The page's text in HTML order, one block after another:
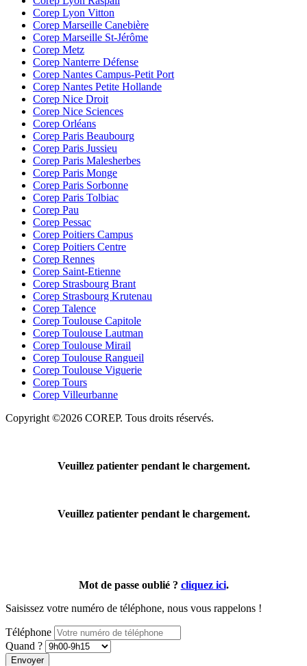
Corep Lyon Vitton
Corep Marseille Canebière
Corep Marseille St-Jérôme
Corep Metz
Corep Nanterre Défense
Corep Nantes Campus-Petit Port
Corep Nantes Petite Hollande
Corep Nice Droit
Corep Nice Sciences
Corep Orléans
Corep Paris Beaubourg
Corep Paris Jussieu
Corep Paris Malesherbes
Corep Paris Monge
Corep Paris Sorbonne
Corep Paris Tolbiac
Corep Pau
Corep Pessac
Corep Poitiers Campus
Corep Poitiers Centre
Corep Rennes
Corep Saint-Etienne
Corep Strasbourg Brant
Corep Strasbourg Krutenau
Corep Talence
Corep Toulouse Capitole
Corep Toulouse Lautman
Corep Toulouse Mirail
Corep Toulouse Rangueil
Corep Toulouse Viguerie
Corep Tours
Corep Villeurbanne
Copyright ©2026 COREP. Tous droits réservés.
Veuillez patienter pendant le chargement.
Veuillez patienter pendant le chargement.
Mot de passe oublié ? cliquez ici.
Saisissez votre numéro de téléphone, nous vous rappelons !
Téléphone
Quand ?
Envoyer